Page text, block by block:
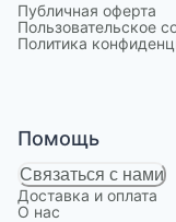
Публичная оферта
Пользовательское
Политика
Помощь
Связаться с нами
Доставка и оплата
О нас